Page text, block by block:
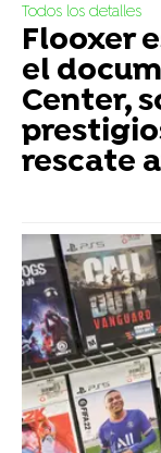
Todos los detalles
Flooxer
el
Center,
rescate